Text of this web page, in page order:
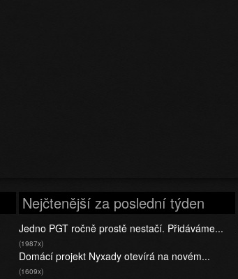
Nejčtenější za poslední týden
Jedno PGT ročně prostě nestačí. Přidáváme...
(1987x)
Domácí projekt Nyxady otevírá na novém...
(1609x)